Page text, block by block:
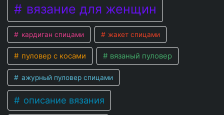
вязание для женщин
кардиган спицами жакет спицами
пуловер с косами вязаный пуловер
ажурный пуловер спицами
описание вязания